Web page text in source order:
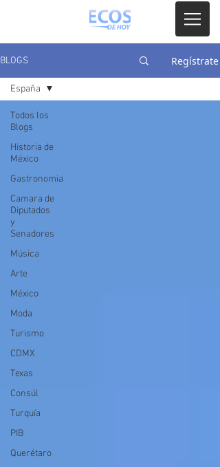
BLOGS Regístrate
Todos los
Blogs
Historia de
México
Gastronomia
Camara de
Diputados
y
Senadores
Música
Arte
México
Moda
Turismo
CDMX
Texas
Consúl
Turquía
PIB
Querétaro
España